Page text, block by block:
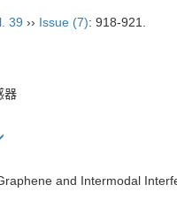
39 ›› Issue (7): 918-921.
器
and Intermodal